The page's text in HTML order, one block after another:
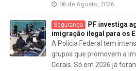
06 de Agosto, 2026
Segurança
PF investiga
imigração ilegal para os
A Polícia Federal tem
grupos que promovem a
Gerais. Só em 2026 já